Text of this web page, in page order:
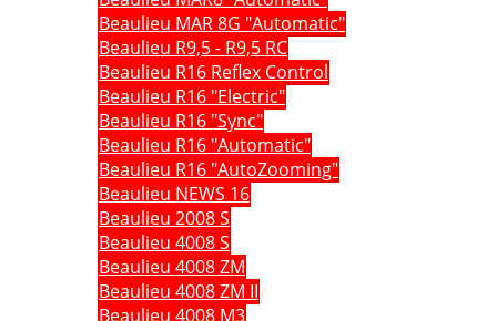
Beaulieu MAR 8G "Automatic"
Beaulieu R9,5 - R9,5 RC
Beaulieu R16 Reflex Control
Beaulieu R16 "Electric"
Beaulieu R16 "Sync"
Beaulieu R16 "Automatic"
Beaulieu R16 "AutoZooming"
Beaulieu NEWS 16
Beaulieu 2008 S
Beaulieu 4008 S
Beaulieu 4008 ZM
Beaulieu 4008 ZM II
Beaulieu 4008 M3